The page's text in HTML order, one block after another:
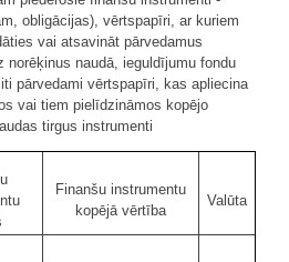
obligācijas), vērtspapīri, ar kuriem
vai atsavināt pārvedamus
norēķinus naudā, ieguldījumu fondu
pārvedami vērtspapīri, kas apliecina
vai tiem pielīdzināmos kopējo
tirgus instrumenti
Finanšu instrumentu
kopējā vērtība
Valūta